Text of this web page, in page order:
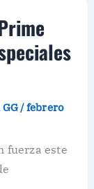
GG/febrero
fuerza este